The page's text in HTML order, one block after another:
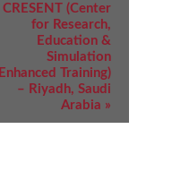
CRESENT (Center
for Research,
Education &
Simulation
Enhanced Training)
– Riyadh, Saudi
Arabia »